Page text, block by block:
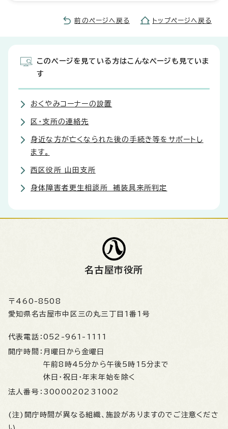
前のページへ戻る トップページへ戻る
このページを見ている方はこんなページも見ていま
す
おくやみコーナーの設置
区・支所の連絡先
身近な方が亡くなられた後の手続き等をサポートし
ます。
西区役所 山田支所
身体障害者更生相談所 補装具来所判定
名古屋市役所
〒460-8508
愛知県名古屋市中区三の丸三丁目1番1号
代表電話： 052-961-1111
開庁時間： 月曜日から金曜日
午前8時45分から午後5時15分まで
休日・祝日・年末年始を除く
法人番号： 3000020231002
(注)開庁時間が異なる組織、施設がありますのでご注意くださ
い